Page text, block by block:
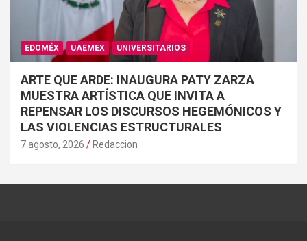
EDOMÉX UAEMEX UNIVERSITARIOS
ARTE QUE ARDE: INAUGURA PATY ZARZA
MUESTRA ARTÍSTICA QUE INVITA A
REPENSAR LOS DISCURSOS HEGEMÓNICOS Y
LAS VIOLENCIAS ESTRUCTURALES
7 agosto, 2026 Redaccion